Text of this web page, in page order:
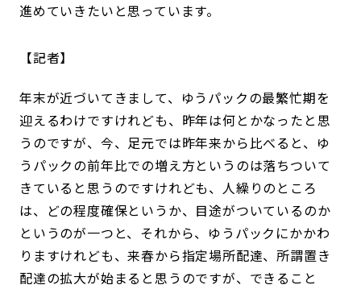
進めていきたいと思っています。
記者
年末が近づいてきまして、ゆうパックの最繁忙期を
迎えるわけですけれども、昨年は何とかなったと思
うのですが、今、足元では昨年来から比べると、ゆ
うパックの前年比での増え方というのは落ちついて
きていると思うのですけれども、人繰りのところ
は、どの程度確保というか、目途がついているのか
というのが一つと、それから、ゆうパックにかかわ
りますけれども、来春から指定場所配達、所謂置き
配達の拡大が始まると思うのですが、できること